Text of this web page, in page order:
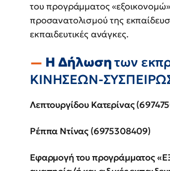
του προγράμματος
προσανατολισμού της
εκπαιδευτικές ανάγκες.
Η Δήλωσητων
ΚΙΝΗΣΕΩΝ-
Λεπτουργίδου Κατερίνας
Ρέππα Ντίνας (6975308409)
Εφαρμογή του προγράμματος